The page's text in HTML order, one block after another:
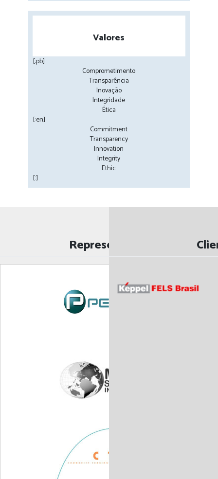
Valores
[:pb]
Comprometimento
Transparência
Inovação
Integridade
Ética
[:en]
Commitment
Transparency
Innovation
Integrity
Ethic
[:]
Representadas